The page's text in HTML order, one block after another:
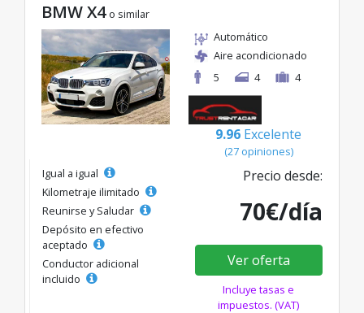
BMW X4 o similar
Automático
Aire acondicionado
5
4 4
9.96 Excelente
(27 opiniones)
Igual a igual
Kilometraje ilimitado
Reunirse y Saludar
Depósito en efectivo
aceptado
Conductor adicional
incluido
Precio desde:
70€/día
Ver oferta
Incluye tasas e
impuestos. (VAT)